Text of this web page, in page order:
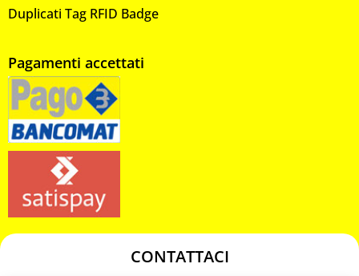
Duplicati Tag RFID Badge
Pagamenti accettati
CONTATTACI